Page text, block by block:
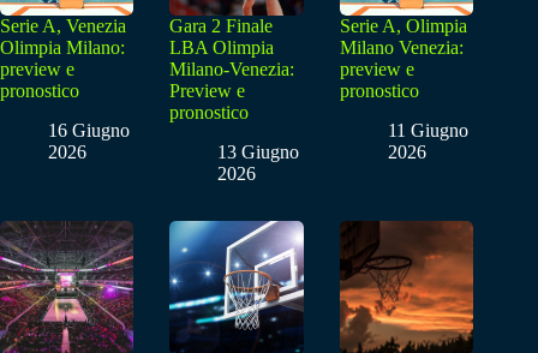
Serie A, Venezia
Olimpia Milano:
preview e
pronostico
16 Giugno
2026
Gara 2 Finale
LBA Olimpia
Milano-Venezia:
Preview e
pronostico
13 Giugno
2026
Serie A, Olimpia
Milano Venezia:
preview e
pronostico
11 Giugno
2026